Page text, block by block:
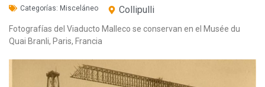
Categorías: Misceláneo Collipulli
Fotografías del Viaducto Malleco se conservan en el Musée du
Quai Branli, Paris, Francia